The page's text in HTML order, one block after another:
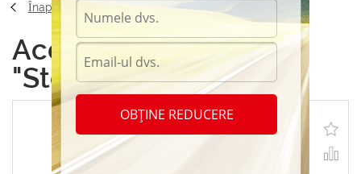
Înapoi
Accesorii Autocolante
"Stea 004"
OBȚINE REDUCERE